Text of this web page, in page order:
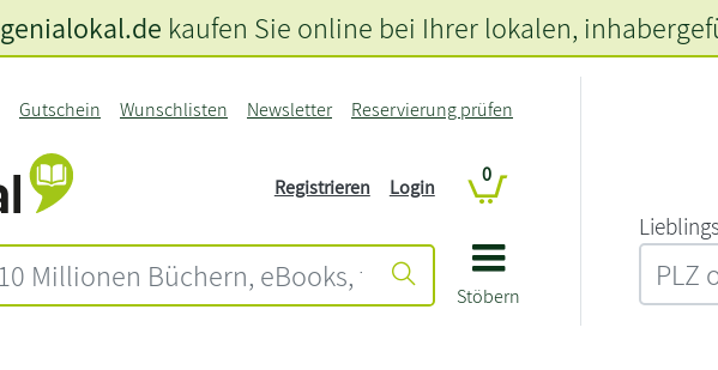
Stöbern
Gutschein Wunschlisten Newsletter Reservierung prüfen
Registrieren Login
0
genialokal.de kaufen Sie online bei Ihrer lokalen,